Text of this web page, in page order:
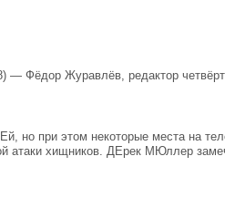
— Фёдор Журавлёв, редактор
но при этом некоторые места на
атаки хищников. ДЕрек МЮллер